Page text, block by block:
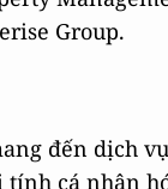
Group.
đến dịch
cá nhân